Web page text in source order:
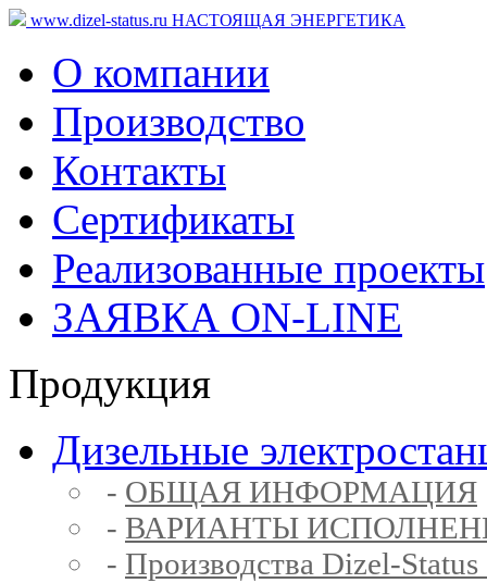
www.dizel-status.ru НАСТОЯЩАЯ ЭНЕРГЕТИКА
О компании
Производство
Контакты
Сертификаты
Реализованные проекты
ЗАЯВКА ON-LINE
Продукция
Дизельные
- ОБЩАЯ ИНФОРМАЦИЯ
- ВАРИАНТЫ
- Производства Dizel-